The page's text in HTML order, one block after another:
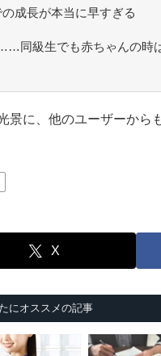
成長が本当に早すぎる
同級生でも赤ちゃんの時
景に、他のユーザーから
X
にオススメの記事